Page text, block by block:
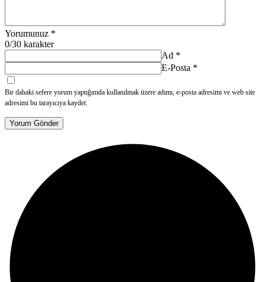
Yorumunuz *
0/30 karakter
Ad *
E-Posta *
Bir dahaki sefere yorum yaptığımda kullanılmak üzere adımı, e-posta adresimi ve web site
adresimi bu tarayıcıya kaydet.
Yorum Gönder